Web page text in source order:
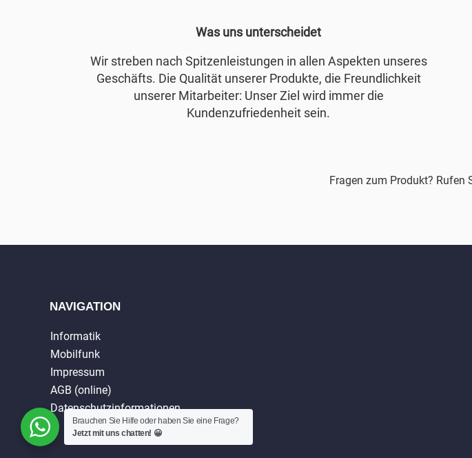
Was uns unterscheidet
Wir streben nach Spitzenleistungen in allen Aspekten unseres
Geschäfts. Die Qualität unserer Produkte, die Freundlichkeit
unserer Mitarbeiter: Unser Ziel wird immer die
Kundenzufriedenheit sein.
Fragen zum Produkt? Rufen
NAVIGATION
Informatik
Mobilfunk
Impressum
AGB (online)
Datenschutzinformationen
Brauchen Sie Hilfe oder haben Sie eine Frage?
Jetzt mit uns chatten! 😀